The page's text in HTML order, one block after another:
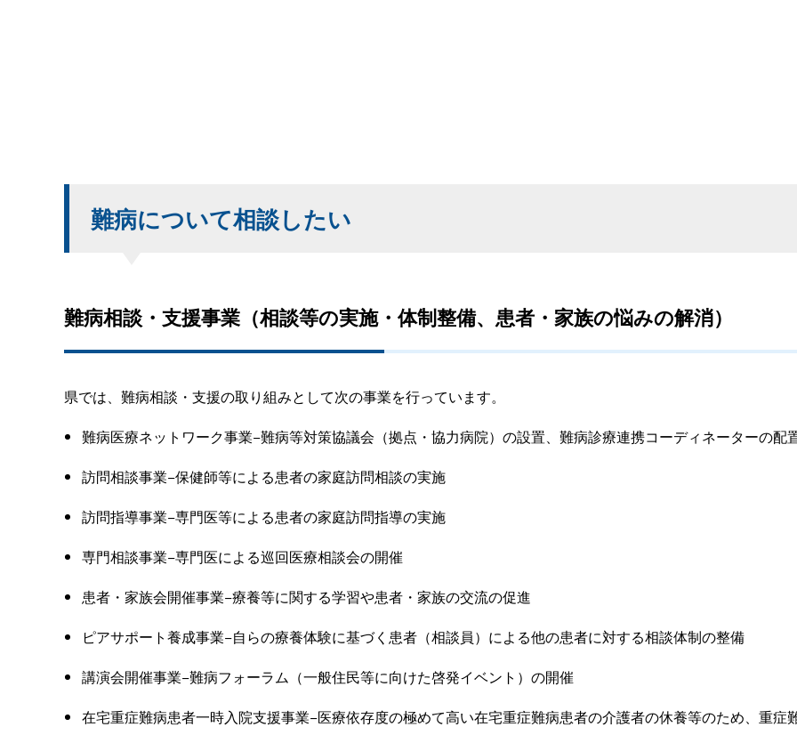
難病について相談したい
難病相談・支援事業（相談等の実施・体制整備、患者・家族の悩みの解消）
県では、難病相談・支援の取り組みとして次の事業を行っています。
難病医療ネットワーク事業−難病等対策協議会（拠点・協力病院）の設置、難病診療連携コーディネーターの配
訪問相談事業−保健師等による患者の家庭訪問相談の実施
訪問指導事業−専門医等による患者の家庭訪問指導の実施
専門相談事業−専門医による巡回医療相談会の開催
患者・家族会開催事業−療養等に関する学習や患者・家族の交流の促進
ピアサポート養成事業−自らの療養体験に基づく患者（相談員）による他の患者に対する相談体制の整備
講演会開催事業−難病フォーラム（一般住民等に向けた啓発イベント）の開催
在宅重症難病患者一時入院支援事業−医療依存度の極めて高い在宅重症難病患者の介護者の休養等のため、重